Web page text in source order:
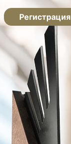
Регистрация